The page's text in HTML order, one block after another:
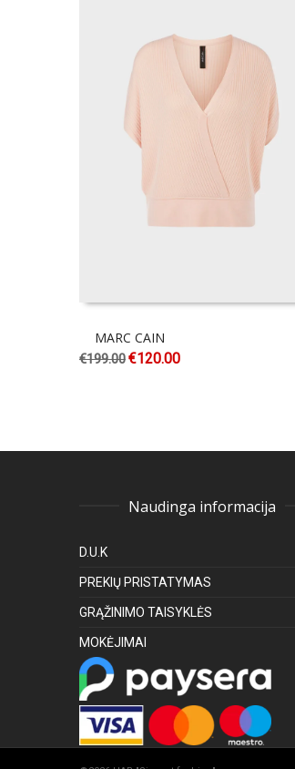
MARC CAIN
€199.00€120.00
Naudinga informacija
D.U.K
PREKIŲ PRISTATYMAS
GRĄŽINIMO TAISYKLĖS
MOKĖJIMAI